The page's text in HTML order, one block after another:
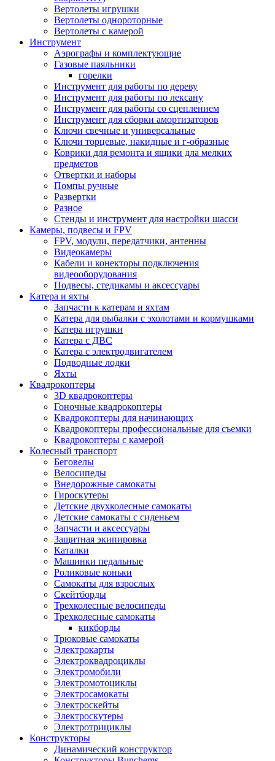
Вертолеты игрушки
Вертолеты однороторные
Вертолеты с камерой
Инструмент
Аэрографы и комплектующие
Газовые паяльники
горелки
Инструмент для работы по дереву
Инструмент для работы по лексану
Инструмент для работы со сцеплением
Инструмент для сборки амортизаторов
Ключи свечные и универсальные
Ключи торцевые, накидные и г-образные
Коврики для ремонта и ящики дла мелких
предметов
Отвертки и наборы
Помпы ручные
Развертки
Разное
Стенды и инструмент для настройки шасси
Камеры, подвесы и FPV
FPV, модули, передатчики, антенны
Видеокамеры
Кабели и конекторы подключения
видеооборудования
Подвесы, стедикамы и аксессуары
Катера и яхты
Запчасти к катерам и яхтам
Катера для рыбалки с эхолотами и кормушками
Катера игрушки
Катера с ДВС
Катера с электродвигателем
Подводные лодки
Яхты
Квадрокоптеры
3D квадрокоптеры
Гоночные квадрокоптеры
Квадрокоптеры для начинающих
Квадрокоптеры профессиональные для съемки
Квадрокоптеры с камерой
Колесный транспорт
Беговелы
Велосипеды
Внедорожные самокаты
Гироскутеры
Детские двухколесные самокаты
Детские самокаты с сиденьем
Запчасти и аксессуары
Защитная экипировка
Каталки
Машинки педальные
Роликовые коньки
Самокаты для взрослых
Скейтборды
Трехколесные велосипеды
Трехколесные самокаты
кикборды
Трюковые самокаты
Электрокарты
Электроквадроциклы
Электромобили
Электромотоциклы
Электросамокаты
Электроскейты
Электроскутеры
Электротрициклы
Конструкторы
Динамический конструктор